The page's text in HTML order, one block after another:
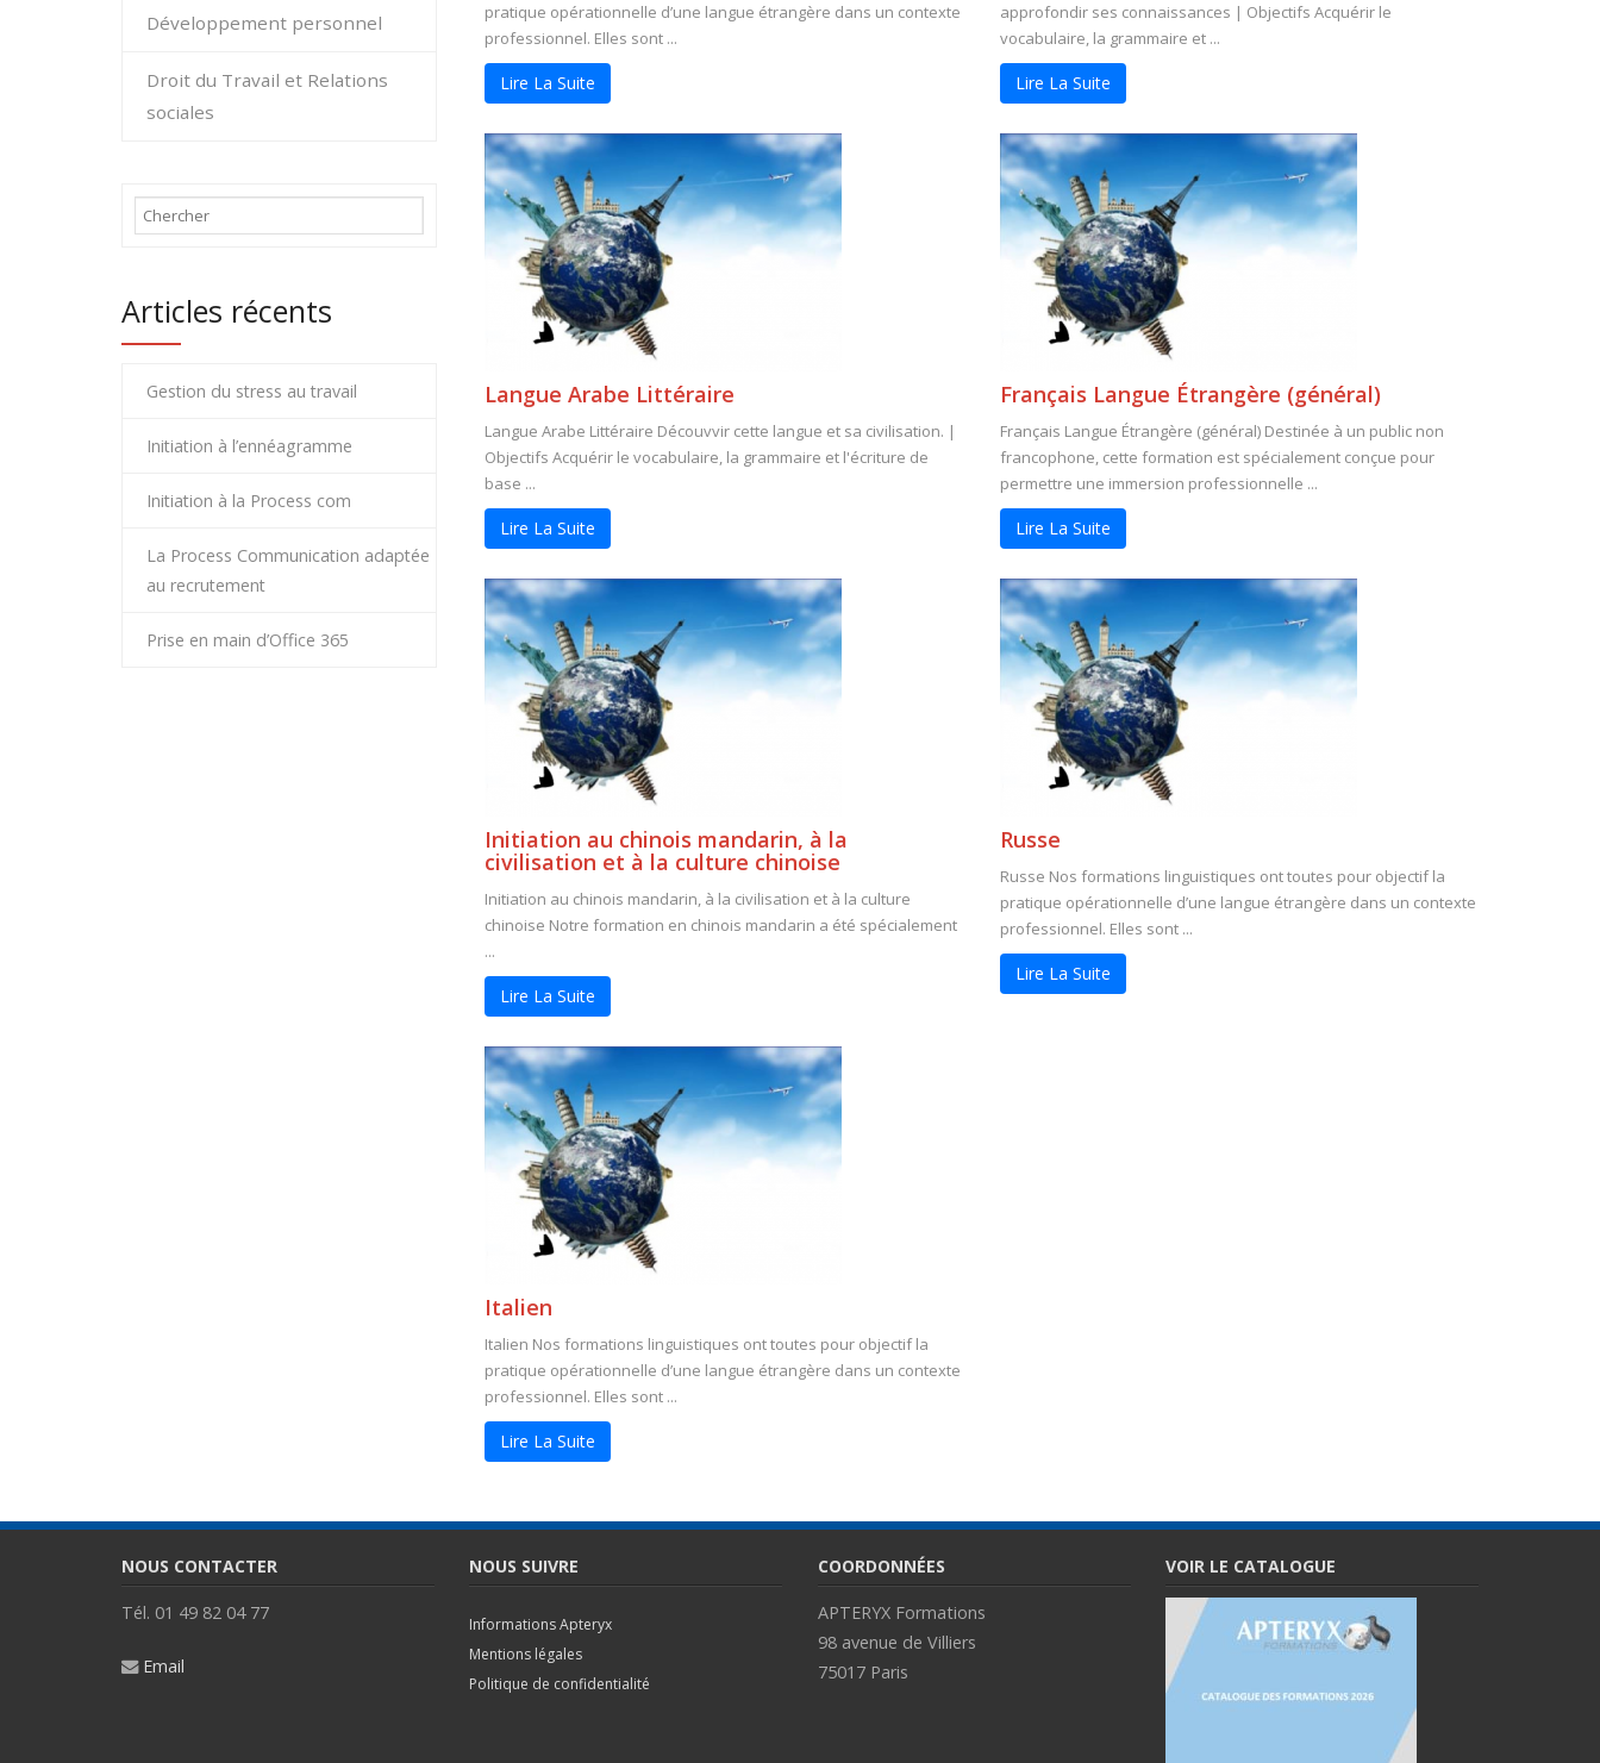
pratique opérationnelle d’une langue étrangère dans un contexte
professionnel. Elles sont ...
Lire La Suite
approfondir ses connaissances | Objectifs Acquérir le
vocabulaire, la grammaire et ...
Lire La Suite
Langue Arabe Littéraire
Langue Arabe Littéraire Découvvir cette langue et sa civilisation. |
Objectifs Acquérir le vocabulaire, la grammaire et l'écriture de
base ...
Lire La Suite
Français Langue Étrangère (général)
Français Langue Étrangère (général) Destinée à un public non
francophone, cette formation est spécialement conçue pour
permettre une immersion professionnelle ...
Lire La Suite
Initiation au chinois mandarin, à la
civilisation et à la culture chinoise
Initiation au chinois mandarin, à la civilisation et à la culture
chinoise Notre formation en chinois mandarin a été spécialement
...
Lire La Suite
Russe
Russe Nos formations linguistiques ont toutes pour objectif la
pratique opérationnelle d’une langue étrangère dans un contexte
professionnel. Elles sont ...
Lire La Suite
Italien
Italien Nos formations linguistiques ont toutes pour objectif la
pratique opérationnelle d’une langue étrangère dans un contexte
professionnel. Elles sont ...
Lire La Suite
Développement personnel
Droit du Travail et Relations
sociales
Articles récents
Gestion du stress au travail
Initiation à l’ennéagramme
Initiation à la Process com
La Process Communication adaptée
au recrutement
Prise en main d’Office 365
NOUS CONTACTER
Tél. 01 49 82 04 77
Email
NOUS SUIVRE
Informations Apteryx
Mentions légales
Politique de confidentialité
COORDONNÉES
APTERYX Formations
98 avenue de Villiers
75017 Paris
VOIR LE CATALOGUE